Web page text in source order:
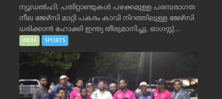
ന്യൂഡൽഹി: പതിറ്റാണ്ടുകൾ പഴക്കമുള്ള പരമ്പരാഗത
നീല ജേഴ്‌സി മാറ്റി പകരം കാവി നിറത്തിലുള്ള ജേഴ്‌സി
ധരിക്കാൻ ഹോക്കി ഇന്ത്യ തീരുമാനിച്ചു. ഓഗസ്റ്റ്...
INDIA SPORTS